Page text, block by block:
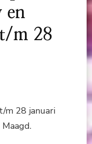
en
m 28
m 28 januari